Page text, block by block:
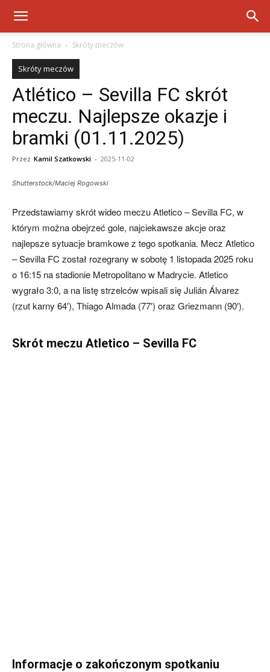
Strona główna Skróty meczów
Skróty meczów
Atlético – Sevilla FC skrót
meczu. Najlepsze okazje i
bramki (01.11.2025)
Przez Kamil Szatkowski - 2025-11-02
Shutterstock/Maciej Rogowski
Przedstawiamy skrót wideo meczu Atletico – Sevilla FC, w
którym można obejrzeć gole, najciekawsze akcje oraz
najlepsze sytuacje bramkowe z tego spotkania. Mecz Atletico
– Sevilla FC został rozegrany w sobotę 1 listopada 2025 roku
o 16:15 na stadionie Metropolitano w Madrycie. Atletico
wygrało 3:0, a na listę strzelców wpisali się Julián Álvarez
(rzut karny 64′), Thiago Almada (77′) oraz Griezmann (90′).
Skrót meczu Atletico – Sevilla FC
Informacje o zakończonym spotkaniu